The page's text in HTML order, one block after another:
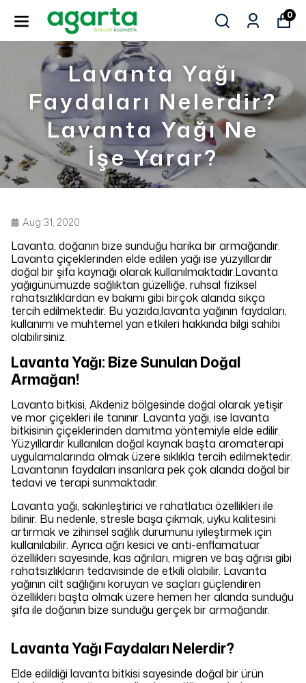
0
Lavanta Yağı
Faydaları Nelerdir?
Lavanta Yağı Ne
İşe Yarar?
Aug 31, 2020
Lavanta, doğanın bize sunduğu harika bir armağandır.
Lavanta çiçeklerinden elde edilen yağı ise yüzyıllardır
doğal bir şifa kaynağı olarak kullanılmaktadır.Lavanta
yağıgünümüzde sağlıktan güzelliğe, ruhsal fiziksel
rahatsızlıklardan ev bakımı gibi birçok alanda sıkça
tercih edilmektedir. Bu yazıda,lavanta yağının faydaları,
kullanımı ve muhtemel yan etkileri hakkında bilgi sahibi
olabilirsiniz.
Lavanta Yağı: Bize Sunulan Doğal
Armağan!
Lavanta bitkisi, Akdeniz bölgesinde doğal olarak yetişir
ve mor çiçekleri ile tanınır. Lavanta yağı, ise lavanta
bitkisinin çiçeklerinden damıtma yöntemiyle elde edilir.
Yüzyıllardır kullanılan doğal kaynak başta aromaterapi
uygulamalarında olmak üzere sıklıkla tercih edilmektedir.
Lavantanın faydaları insanlara pek çok alanda doğal bir
tedavi ve terapi sunmaktadır.
Lavanta yağı, sakinleştirici ve rahatlatıcı özellikleri ile
bilinir. Bu nedenle, stresle başa çıkmak, uyku kalitesini
artırmak ve zihinsel sağlık durumunu iyileştirmek için
kullanılabilir. Ayrıca ağrı kesici ve anti-enflamatuar
özellikleri sayesinde, kas ağrıları, migren ve baş ağrısı gibi
rahatsızlıkların tedavisinde de etkili olabilir. Lavanta
yağının cilt sağlığını koruyan ve saçları güçlendiren
özellikleri başta olmak üzere hemen her alanda sunduğu
şifa ile doğanın bize sunduğu gerçek bir armağandır.
Lavanta Yağı Faydaları Nelerdir?
Elde edildiği lavanta bitkisi sayesinde doğal bir ürün